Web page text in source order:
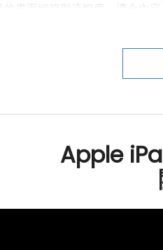
畫面細節與流暢度，適合內
Apple